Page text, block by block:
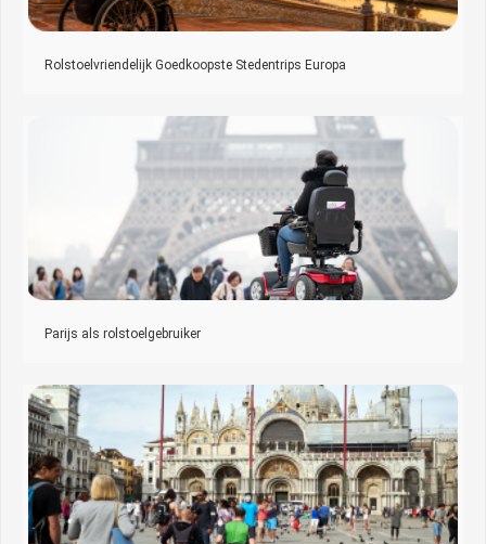
Rolstoelvriendelijk Goedkoopste Stedentrips Europa
Parijs als rolstoelgebruiker